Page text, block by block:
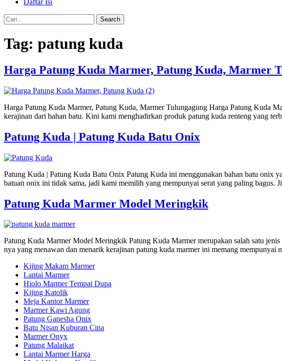
Daftar Isi
Search
Tag: patung kuda
Harga Patung Kuda Marmer, Patung Kuda, Marmer
Harga Patung Kuda Marmer, Patung Kuda, Marmer Tulungagung Harga Patung Kuda
kerajinan dari bahan batu. Kini kami menghadirkan produk patung kuda renteng yang
Patung Kuda | Patung Kuda Batu Onix
Patung Kuda | Patung Kuda Batu Onix Patung Kuda ini menggunakan bahan batu onix
batuan onix ini tidak sama, jadi kami memilih yang mempunyai serat yang paling
Patung Kuda Marmer Model Meringkik
Patung Kuda Marmer Model Meringkik Patung Kuda Marmer merupakan salah satu
nya yang menawan dan menarik kerajinan patung kuda marmer ini memang
Kijing Makam Marmer
Lantai Marmer
Hiolo Marmer Tempat Dupa
Kijing Katolik
Meja Kantor Marmer
Marmer Kawi Agung
Patung Ganesha Onix
Batu Nisan Kuburan Cina
Marmer Onyx
Patung Malaikat
Lantai Marmer Harga